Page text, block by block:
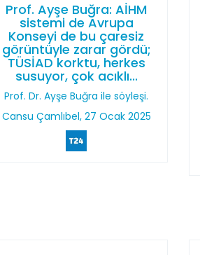
Prof. Ayşe Buğra: AİHM
sistemi de Avrupa
Konseyi de bu çaresiz
görüntüyle zarar gördü;
TÜSİAD korktu, herkes
susuyor, çok acıklı...
Prof. Dr. Ayşe Buğra ile söyleşi.
Cansu Çamlıbel, 27 Ocak 2025